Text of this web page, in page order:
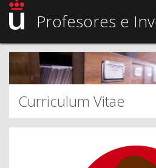
Profesores e
Curriculum Vitae